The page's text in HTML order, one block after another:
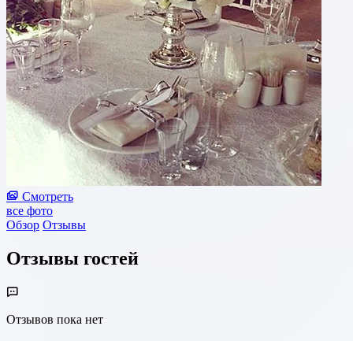
Смотреть
все фото
Обзор Отзывы
Отзывы гостей
Отзывов пока нет